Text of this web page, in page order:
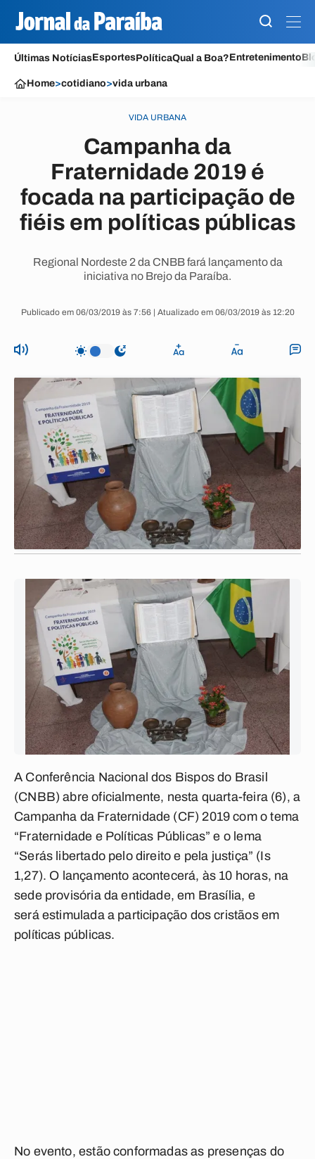
Últimas NotíciasEsportesPolíticaQual a Boa?Entretenimento
Home>cotidiano>vida urbana
VIDA URBANA
Campanha da
Fraternidade 2019 é
focada na participação de
fiéis em políticas públicas
Regional Nordeste 2 da CNBB fará lançamento da
iniciativa no Brejo da Paraíba.
Publicado em 06/03/2019 às 7:56 | Atualizado em 06/03/2019 às 12:20
A Conferência Nacional dos Bispos do Brasil
(CNBB) abre oficialmente, nesta quarta-feira (6), a
Campanha da Fraternidade (CF) 2019 com o tema
“Fraternidade e Políticas Públicas” e o lema
“Serás libertado pelo direito e pela justiça” (Is
1,27). O lançamento acontecerá, às 10 horas, na
sede provisória da entidade, em Brasília, e
será estimulada a participação dos cristãos em
políticas públicas.
No evento, estão conformadas as presenças do